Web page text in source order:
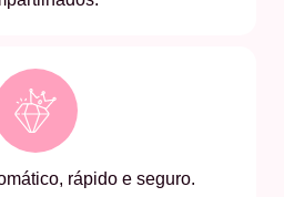
rápido e seguro.